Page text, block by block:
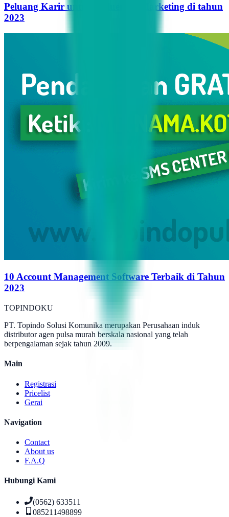
Peluang Karir untuk Influencer Marketing di tahun
2023
10 Account Management Software Terbaik di Tahun
2023
TOPINDOKU
PT. Topindo Solusi Komunika merupakan Perusahaan induk
distributor agen pulsa murah berskala nasional yang telah
berpengalaman sejak tahun 2009.
Main
Registrasi
Pricelist
Gerai
Navigation
Contact
About us
F.A.Q
Hubungi Kami
(0562) 633511
085211498899